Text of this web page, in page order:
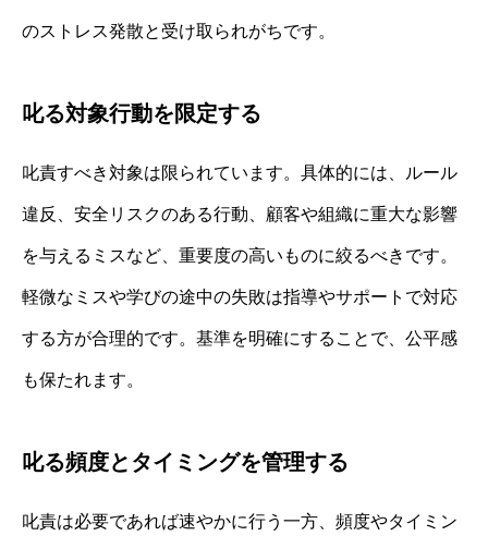
のストレス発散と受け取られがちです。
叱る対象行動を限定する
叱責すべき対象は限られています。具体的には、ルール
違反、安全リスクのある行動、顧客や組織に重大な影響
を与えるミスなど、重要度の高いものに絞るべきです。
軽微なミスや学びの途中の失敗は指導やサポートで対応
する方が合理的です。基準を明確にすることで、公平感
も保たれます。
叱る頻度とタイミングを管理する
叱責は必要であれば速やかに行う一方、頻度やタイミン